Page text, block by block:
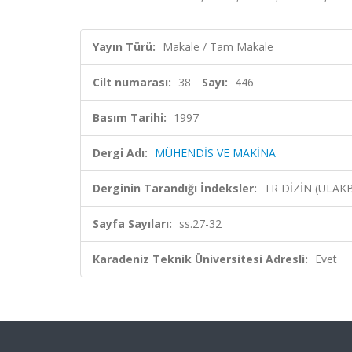
Yayın Türü: Makale / Tam Makale
Cilt numarası: 38 Sayı: 446
Basım Tarihi: 1997
Dergi Adı: MÜHENDİS VE MAKİNA
Derginin Tarandığı İndeksler: TR DİZİN
Sayfa Sayıları: ss.27-32
Karadeniz Teknik Üniversitesi Adresli: Evet